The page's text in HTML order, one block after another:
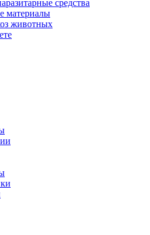
средства
материалы
животных